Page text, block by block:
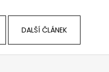
DALŠÍ ČLÁNEK